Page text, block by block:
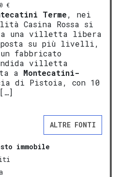
€
Terme, nei
Casina Rossa si
una villetta libera
su più livelli,
fabbricato
villetta
a Montecatini-
di Pistoia, con 10
ALTRE FONTI
immobile